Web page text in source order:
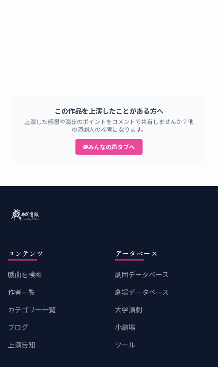
この作品を上演したことがある方へ
上演した感想や演出のポイントをコメントで共有しませんか？他
の演劇人の参考になります。
みんなの声タブへ
コンテンツ
戯曲を検索
作者一覧
カテゴリー一覧
ブログ
上演告知
データベース
劇団データベース
劇場データベース
大学演劇
小劇場
ツール